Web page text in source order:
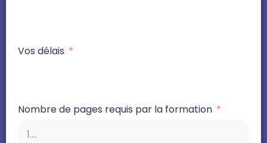
Vos délais
Nombre de pages requis par la formation